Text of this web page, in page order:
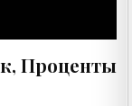
Проценты